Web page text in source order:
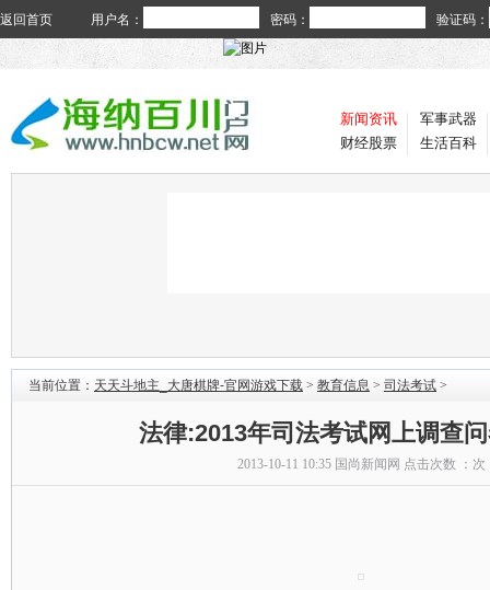
返回首页 用户名： 密码： 验证码：
新闻资讯
财经股票
军事武器
生活百科
当前位置： 天天斗地主_大唐棋牌-官网游戏下载 > 教育信息 > 司法考试 >
法律:2013年司法考试网上调查
2013-10-11 10:35 国尚新闻网 点击次数 ： 次